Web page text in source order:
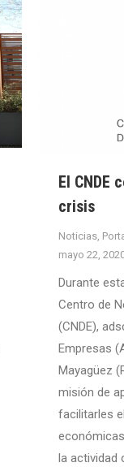
El CNDE
crisis
Noticias,
mayo 22,
Durante
Centro de
(CNDE),
Empresas
Mayagüez
misión de
facilitarles
la